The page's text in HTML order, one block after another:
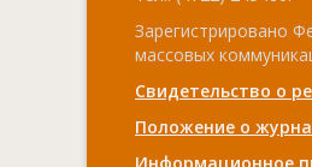
Зарегистрировано
массовых
Свидетельство о
Положение о